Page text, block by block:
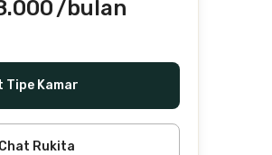
/bulan
Tipe Kamar
Chat Rukita